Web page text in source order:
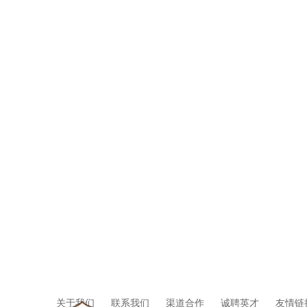
关于我们 联系我们 渠道合作 诚聘英才 友情链